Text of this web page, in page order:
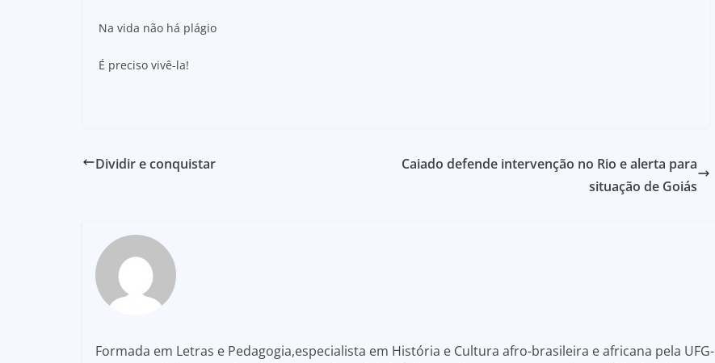
Na vida não há plágio
É preciso vivê-la!
Dividir e conquistar
Caiado defende intervenção no Rio e alerta para
situação de Goiás
Formada em Letras e Pedagogia,especialista em História e Cultura afro-brasileira e africana pela UFG-